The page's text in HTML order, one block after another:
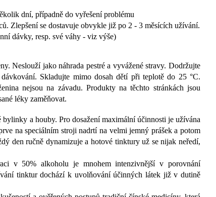
dní, případně do vyřešení problému
Zlepšení se dostavuje obvykle již po 2 - 3 měsících užívání.
dávky, resp. své váhy - viz výše)
Neslouží jako náhrada pestré a vyvážené stravy. Dodržujte
Skladujte mimo dosah dětí při teplotě do 25 °C.
nejsou na závadu. Produkty na těchto stránkách jsou
léky zaměňovat.
a houby. Pro dosažení maximální účinnosti je užívána
na speciálním stroji nadrtí na velmi jemný prášek a potom
den ručně dynamizuje a hotové tinktury už se nijak neředí,
v 50% alkoholu je mnohem intenzivnější v porovnání
tinktur dochází k uvolňování účinných látek již v dutině